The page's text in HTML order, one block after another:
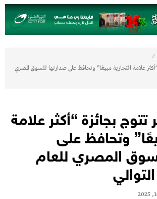
⁄
علامة التجارية مبيعًا” وتحافظ على صدارتها للسوق المصري
بجائزة “أكثر علامة
وتحافظ على
المصري للعام